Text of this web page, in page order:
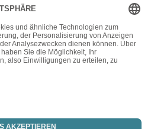
Schnittmuster Nr. 2351 –
Fasching – Einhorn und
Hase